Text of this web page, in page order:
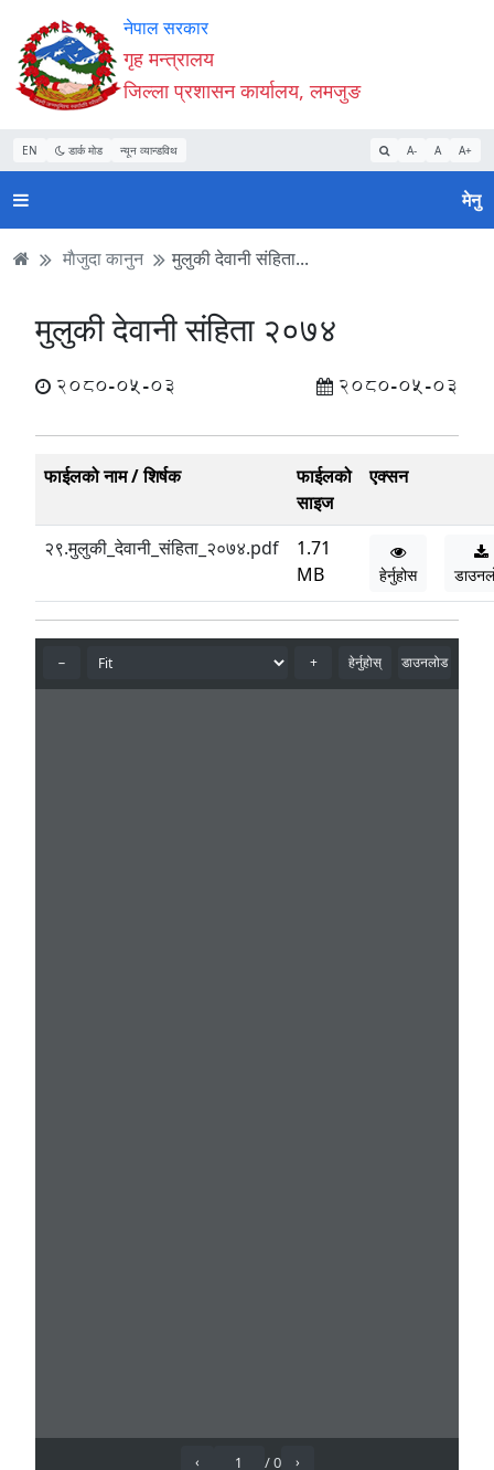
Accessibility
Mode
सुरु
गर्नुहोस्
सामाग्री
पढ्नुहाेस्
नेभिगेसन
पढ्नुहाेस्
वेबसाइट
खोजमा
जानुहोस्
नेपाल सरकार
गृह मन्त्रालय
जिल्ला प्रशासन कार्यालय, लमजुङ
EN डार्क मोड न्यून व्यान्डविथ A- A A+
मेनु
माैजुदा कानुन मुलुकी देवानी संहिता...
मुलुकी देवानी संहिता २०७४
2080-05-03 2080-05-03
फाईलको नाम / शिर्षक
फाईलको
साइज
एक्सन
२९.मुलुकी_देवानी_संहिता_२०७४.pdf
1.71
MB
हेर्नुहोस